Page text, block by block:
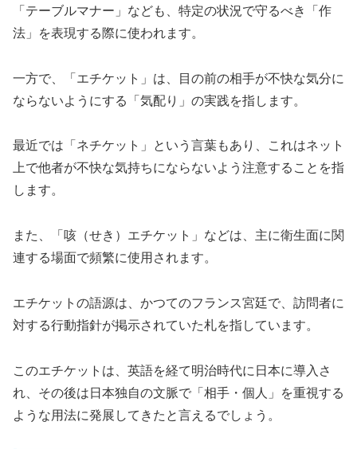
「テーブルマナー」なども、特定の状況で守るべき「作
法」を表現する際に使われます。
一方で、「エチケット」は、目の前の相手が不快な気分に
ならないようにする「気配り」の実践を指します。
最近では「ネチケット」という言葉もあり、これはネット
上で他者が不快な気持ちにならないよう注意することを指
します。
また、「咳（せき）エチケット」などは、主に衛生面に関
連する場面で頻繁に使用されます。
エチケットの語源は、かつてのフランス宮廷で、訪問者に
対する行動指針が掲示されていた札を指しています。
このエチケットは、英語を経て明治時代に日本に導入さ
れ、その後は日本独自の文脈で「相手・個人」を重視する
ような用法に発展してきたと言えるでしょう。